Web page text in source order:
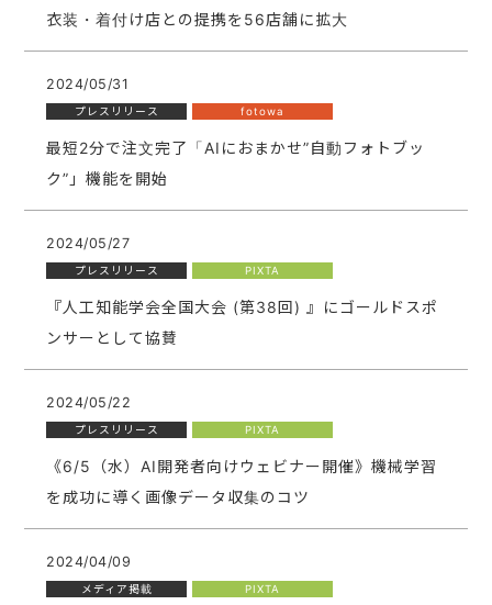
衣装・着付け店との提携を56店舗に拡大
2024/05/31
プレスリリース fotowa
最短2分で注文完了「AIにおまかせ”自動フォトブッ
ク”」機能を開始
2024/05/27
プレスリリース PIXTA
『人工知能学会全国大会 (第38回) 』にゴールドスポ
ンサーとして協賛
2024/05/22
プレスリリース PIXTA
《6/5（水）AI開発者向けウェビナー開催》機械学習
を成功に導く画像データ収集のコツ
2024/04/09
メディア掲載 PIXTA